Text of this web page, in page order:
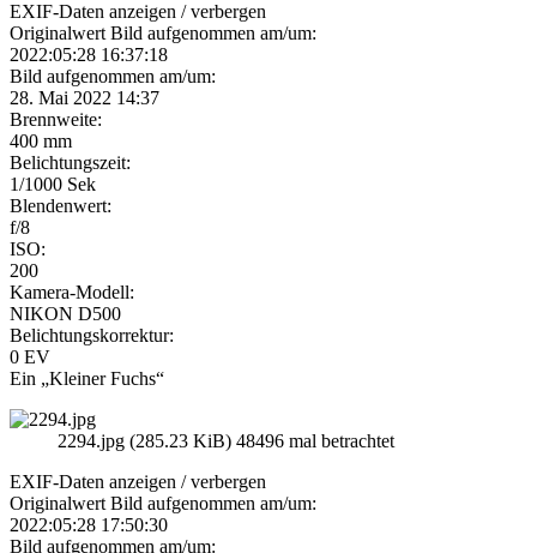
EXIF-Daten anzeigen / verbergen
Originalwert Bild aufgenommen am/um:
2022:05:28 16:37:18
Bild aufgenommen am/um:
28. Mai 2022 14:37
Brennweite:
400 mm
Belichtungszeit:
1/1000 Sek
Blendenwert:
f/8
ISO:
200
Kamera-Modell:
NIKON D500
Belichtungskorrektur:
0 EV
Ein „Kleiner Fuchs“
2294.jpg (285.23 KiB) 48496 mal betrachtet
EXIF-Daten anzeigen / verbergen
Originalwert Bild aufgenommen am/um:
2022:05:28 17:50:30
Bild aufgenommen am/um: